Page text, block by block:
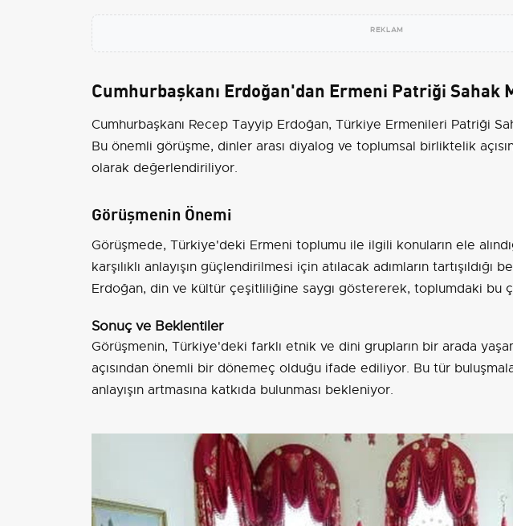
REKLAM
Cumhurbaşkanı Erdoğan'dan Ermeni Patriği Sahak
Cumhurbaşkanı Recep Tayyip Erdoğan, Türkiye Ermenileri Patriği
Bu önemli görüşme, dinler arası diyalog ve toplumsal birliktelik
olarak değerlendiriliyor.
Görüşmenin Önemi
Görüşmede, Türkiye'deki Ermeni toplumu ile ilgili konuların ele
karşılıklı anlayışın güçlendirilmesi için atılacak adımların tartışıldığı
Erdoğan, din ve kültür çeşitliliğine saygı göstererek, toplumdaki bu
Sonuç ve Beklentiler
Görüşmenin, Türkiye'deki farklı etnik ve dini grupların bir arada
açısından önemli bir dönemeç olduğu ifade ediliyor. Bu tür
anlayışın artmasına katkıda bulunması bekleniyor.